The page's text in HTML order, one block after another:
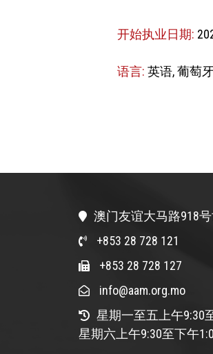
开始执业日期:
语言: 英语, 葡萄
澳门友谊大马路918
+853 28 728 121
+853 28 728 127
info@aam.org.mo
星期一至五上午9:30
星期六上午9:30至下午